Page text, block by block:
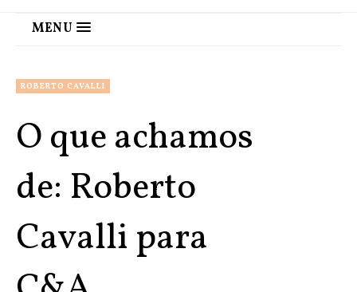
MENU
ROBERTO CAVALLI
O que achamos
de: Roberto
Cavalli para